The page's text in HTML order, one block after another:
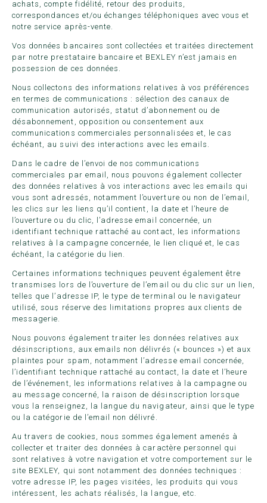
achats, compte fidélité, retour des produits,
correspondances et/ou échanges téléphoniques avec vous et
notre service après-vente.
Vos données bancaires sont collectées et traitées directement
par notre prestataire bancaire et BEXLEY n’est jamais en
possession de ces données.
Nous collectons des informations relatives à vos préférences
en termes de communications : sélection des canaux de
communication autorisés, statut d’abonnement ou de
désabonnement, opposition ou consentement aux
communications commerciales personnalisées et, le cas
échéant, au suivi des interactions avec les emails.
Dans le cadre de l’envoi de nos communications
commerciales par email, nous pouvons également collecter
des données relatives à vos interactions avec les emails qui
vous sont adressés, notamment l’ouverture ou non de l’email,
les clics sur les liens qu’il contient, la date et l’heure de
l’ouverture ou du clic, l’adresse email concernée, un
identifiant technique rattaché au contact, les informations
relatives à la campagne concernée, le lien cliqué et, le cas
échéant, la catégorie du lien.
Certaines informations techniques peuvent également être
transmises lors de l’ouverture de l’email ou du clic sur un lien,
telles que l’adresse IP, le type de terminal ou le navigateur
utilisé, sous réserve des limitations propres aux clients de
messagerie.
Nous pouvons également traiter les données relatives aux
désinscriptions, aux emails non délivrés (« bounces ») et aux
plaintes pour spam, notamment l’adresse email concernée,
l’identifiant technique rattaché au contact, la date et l’heure
de l’événement, les informations relatives à la campagne ou
au message concerné, la raison de désinscription lorsque
vous la renseignez, la langue du navigateur, ainsi que le type
ou la catégorie de l’email non délivré.
Au travers de cookies, nous sommes également amenés à
collecter et traiter des données à caractère personnel qui
sont relatives à votre navigation et votre comportement sur le
site BEXLEY, qui sont notamment des données techniques :
votre adresse IP, les pages visitées, les produits qui vous
intéressent, les achats réalisés, la langue, etc.